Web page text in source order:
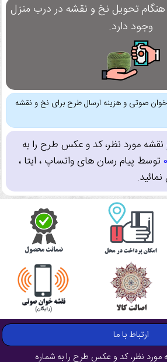
هنگام تحویل نخ و نقشه در درب منزل
وجود دارد.
صوتی و هزینه ارسال طرح برای نخ و نقشه
مورد نظر، کد و عکس طرح را به
توسط پیام رسان های واتساپ ، ایتا ،
ارتباط با ما
نظر، کد و عکس طرح را به شماره